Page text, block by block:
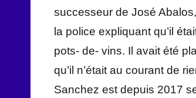
successeur de José
la police expliquant qu’il
pots- de- vins. Il avait été
qu’il n’était au courant de
Sanchez est depuis 2017